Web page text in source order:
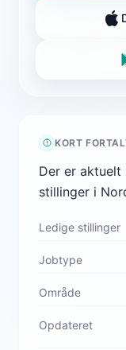
KORT
Der er
stillinger i
Ledige stillinger
Jobtype
Område
Opdateret